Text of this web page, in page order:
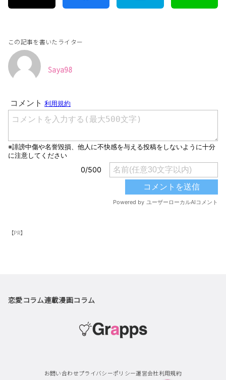
この記事を書いたライター
Saya98
【PR】
恋愛コラム連載漫画コラム
お問い合わせプライバシーポリシー運営会社利用規約